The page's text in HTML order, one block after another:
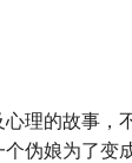
理的故事，
伪娘为了变